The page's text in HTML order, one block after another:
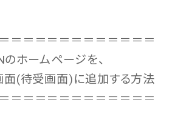
＝＝＝＝＝＝＝＝＝＝＝＝
ホームページを、
面(待受画面)に追加する方法
＝＝＝＝＝＝＝＝＝＝＝＝